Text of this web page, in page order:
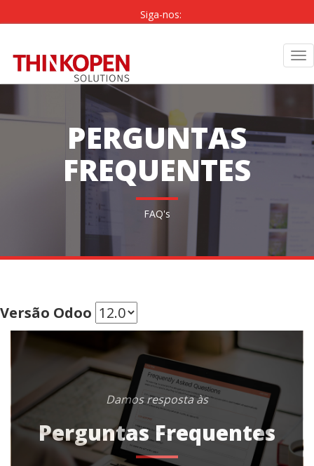
Siga-nos:
PERGUNTAS
FREQUENTES
FAQ's
Versão Odoo
Damos resposta às
Perguntas Frequentes